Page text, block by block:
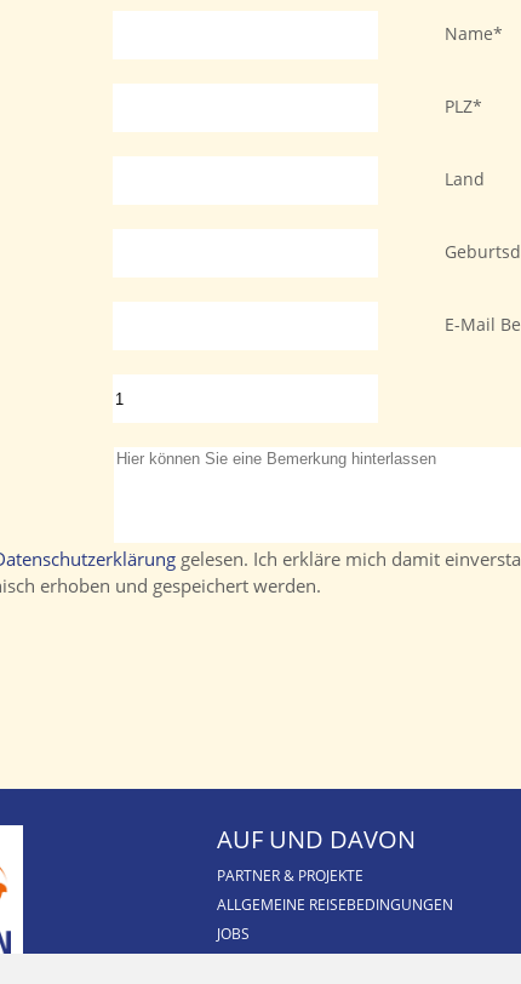
Name
PLZ
Land
E-Mail
gelesen. Ich erkläre mich damit
erhoben und gespeichert werden.
AUF UND DAVON
PARTNER & PROJEKTE
ALLGEMEINE REISEBEDINGUNGEN
JOBS